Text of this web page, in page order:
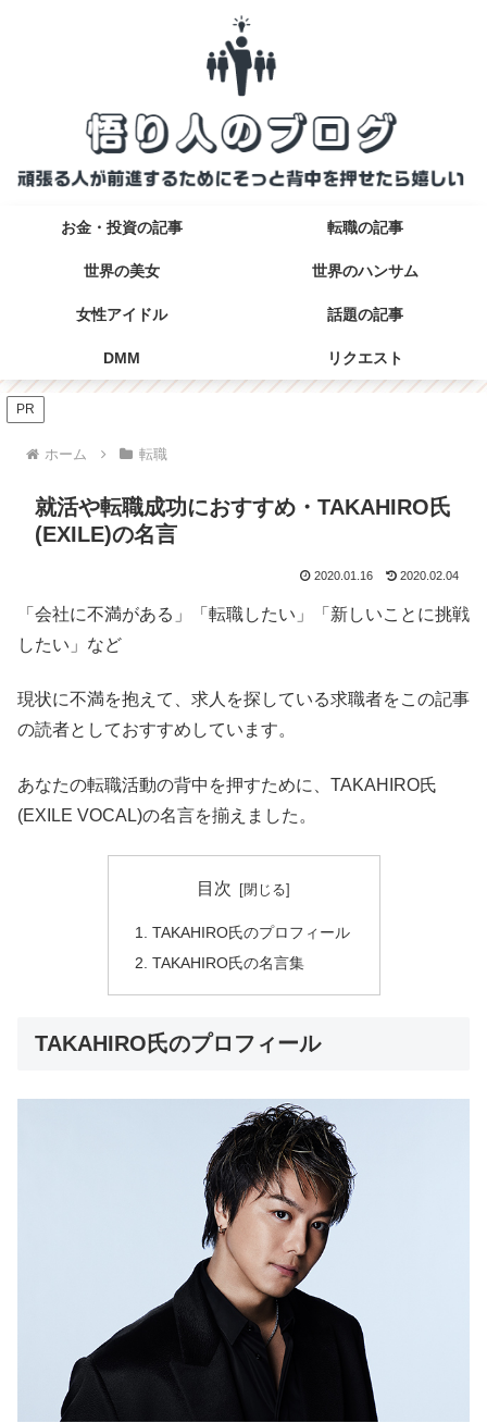
お金・投資の記事 転職の記事
世界の美女 世界のハンサム
女性アイドル 話題の記事
DMM リクエスト
PR
ホーム 転職
就活や転職成功におすすめ・TAKAHIRO氏
(EXILE)の名言
2020.01.16 2020.02.04
「会社に不満がある」「転職したい」「新しいことに挑戦
したい」など
現状に不満を抱えて、求人を探している求職者をこの記事
の読者としておすすめしています。
あなたの転職活動の背中を押すために、TAKAHIRO氏
(EXILE VOCAL)の名言を揃えました。
目次
TAKAHIRO氏のプロフィール
TAKAHIRO氏の名言集
TAKAHIRO氏のプロフィール